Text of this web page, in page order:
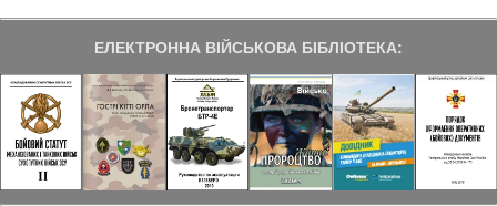
ЕЛЕКТРОННА ВІЙСЬКОВА БІБЛІОТЕКА: